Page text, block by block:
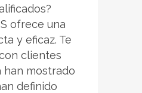
ofrece una
y eficaz. Te
clientes
han mostrado
definido